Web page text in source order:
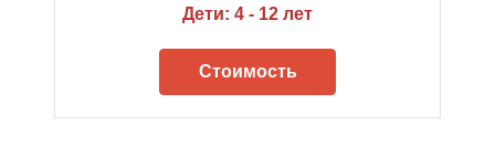
Дети: 4 - 12 лет
Стоимость